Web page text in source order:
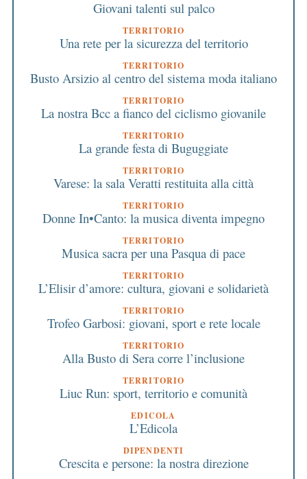
Giovani talenti sul palco
TERRITORIO
Una rete per la sicurezza del territorio
TERRITORIO
Busto Arsizio al centro del sistema moda italiano
TERRITORIO
La nostra Bcc a fianco del ciclismo giovanile
TERRITORIO
La grande festa di Buguggiate
TERRITORIO
Varese: la sala Veratti restituita alla città
TERRITORIO
Donne In•Canto: la musica diventa impegno
TERRITORIO
Musica sacra per una Pasqua di pace
TERRITORIO
L’Elisir d’amore: cultura, giovani e solidarietà
TERRITORIO
Trofeo Garbosi: giovani, sport e rete locale
TERRITORIO
Alla Busto di Sera corre l’inclusione
TERRITORIO
Liuc Run: sport, territorio e comunità
EDICOLA
L’Edicola
DIPENDENTI
Crescita e persone: la nostra direzione